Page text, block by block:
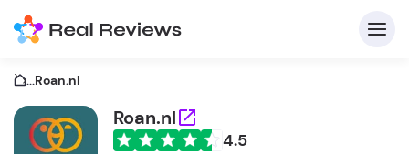
...Roan.nl
Roan.nl
4.5